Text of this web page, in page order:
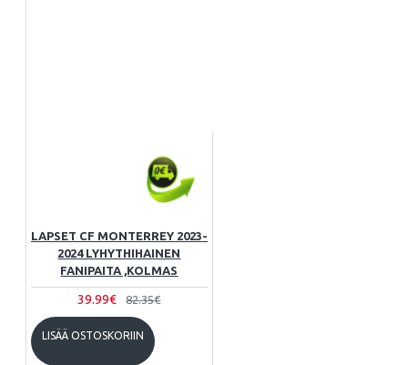
LAPSET CF MONTERREY 2023-
2024 LYHYTHIHAINEN
FANIPAITA ,KOLMAS
39.99€ 82.35€
LISÄÄ OSTOSKORIIN